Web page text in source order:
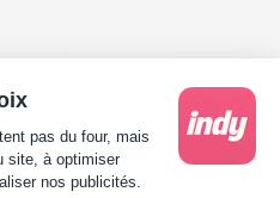
Consentement :
pas du four, mais
site, à optimiser
nos publicités.
en compte pour
comptable à
tarif de la mission d’un